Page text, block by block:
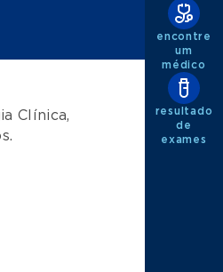
Clínica,
.
encontre
um
médico
resultado
de
exames